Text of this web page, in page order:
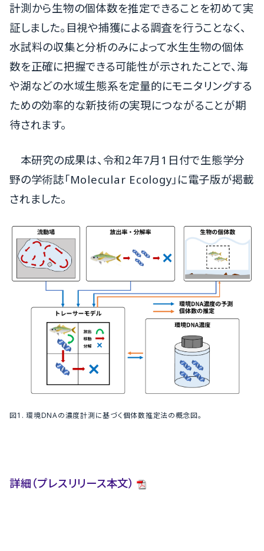
計測から生物の個体数を推定できることを初めて実
証しました。目視や捕獲による調査を行うことなく、
水試料の収集と分析のみによって水生生物の個体
数を正確に把握できる可能性が示されたことで、海
や湖などの水域生態系を定量的にモニタリングする
ための効率的な新技術の実現につながることが期
待されます。
本研究の成果は、令和2年7月1日付で生態学分
野の学術誌「Molecular Ecology」に電子版が掲載
されました。
図1. 環境DNAの濃度計測に基づく個体数推定法の概念図。
詳細（プレスリリース本文）